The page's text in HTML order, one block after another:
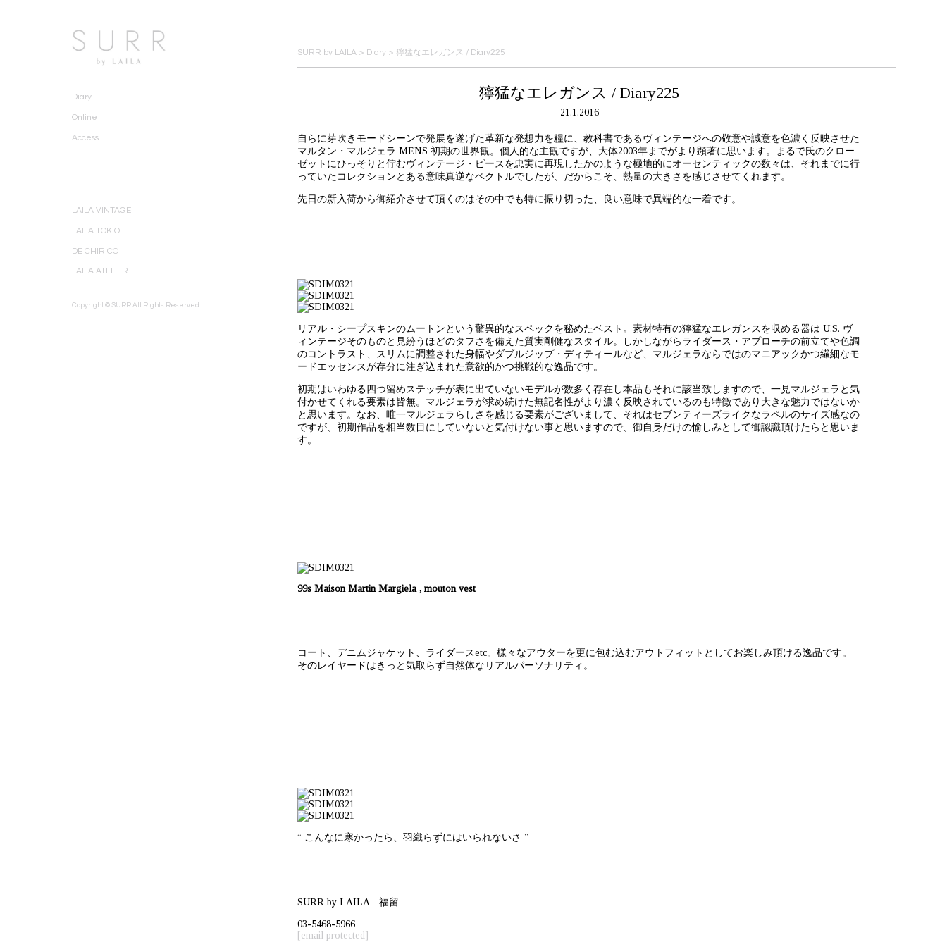
Diary
Online
Access
LAILA VINTAGE
LAILA TOKIO
DE CHIRICO
LAILA ATELIER
Copyright © SURR All Rights Reserved
SURR by LAILA > Diary > 獰猛なエレガンス / Diary225
獰猛なエレガンス / Diary225
21.1.2016
自らに芽吹きモードシーンで発展を遂げた革新な発想力を糧に、教科書であるヴィンテージへの敬意や誠意を色濃く反映させた
マルタン・マルジェラ MENS 初期の世界観。個人的な主観ですが、大体2003年までがより顕著に思います。まるで氏のクロー
ゼットにひっそりと佇むヴィンテージ・ピースを忠実に再現したかのような極地的にオーセンティックの数々は、それまでに行
っていたコレクションとある意味真逆なベクトルでしたが、だからこそ、熱量の大きさを感じさせてくれます。
先日の新入荷から御紹介させて頂くのはその中でも特に振り切った、良い意味で異端的な一着です。
リアル・シープスキンのムートンという驚異的なスペックを秘めたベスト。素材特有の獰猛なエレガンスを収める器は U.S. ヴ
ィンテージそのものと見紛うほどのタフさを備えた質実剛健なスタイル。しかしながらライダース・アプローチの前立てや色調
のコントラスト、スリムに調整された身幅やダブルジップ・ディティールなど、マルジェラならではのマニアックかつ繊細なモ
ードエッセンスが存分に注ぎ込まれた意欲的かつ挑戦的な逸品です。
初期はいわゆる四つ留めステッチが表に出ていないモデルが数多く存在し本品もそれに該当致しますので、一見マルジェラと気
付かせてくれる要素は皆無。マルジェラが求め続けた無記名性がより濃く反映されているのも特徴であり大きな魅力ではないか
と思います。なお、唯一マルジェラらしさを感じる要素がございまして、それはセブンティーズライクなラペルのサイズ感なの
ですが、初期作品を相当数目にしていないと気付けない事と思いますので、御自身だけの愉しみとして御認識頂けたらと思いま
す。
99s Maison Martin Margiela , mouton vest
コート、デニムジャケット、ライダースetc。様々なアウターを更に包む込むアウトフィットとしてお楽しみ頂ける逸品です。
そのレイヤードはきっと気取らず自然体なリアルパーソナリティ。
“ こんなに寒かったら、羽織らずにはいられないさ ”
SURR by LAILA 福留
03-5468-5966
[email protected]